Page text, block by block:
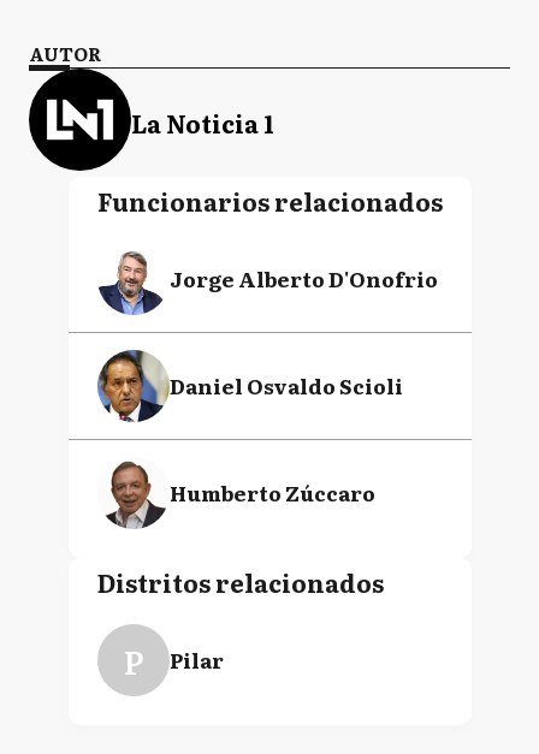
AUTOR
La Noticia 1
Funcionarios relacionados
Jorge Alberto D'Onofrio
Daniel Osvaldo Scioli
Humberto Zúccaro
Distritos relacionados
P Pilar